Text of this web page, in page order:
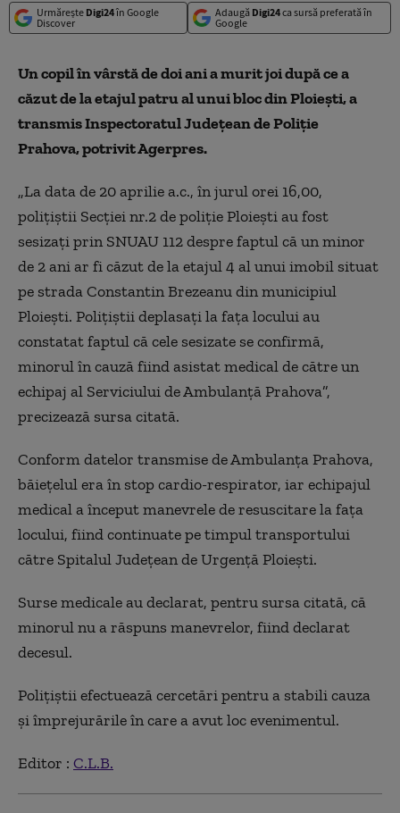
Urmărește Digi24în Google
Discover
Adaugă Digi24ca sursă preferată în
Google
Un copil în vârstă de doi ani a murit joi după ce a
căzut de la etajul patru al unui bloc din Ploieşti, a
transmis Inspectoratul Judeţean de Poliţie
Prahova, potrivit Agerpres.
„La data de 20 aprilie a.c., în jurul orei 16,00,
poliţiştii Secţiei nr.2 de poliţie Ploieşti au fost
sesizaţi prin SNUAU 112 despre faptul că un minor
de 2 ani ar fi căzut de la etajul 4 al unui imobil situat
pe strada Constantin Brezeanu din municipiul
Ploieşti. Poliţiştii deplasaţi la faţa locului au
constatat faptul că cele sesizate se confirmă,
minorul în cauză fiind asistat medical de către un
echipaj al Serviciului de Ambulanţă Prahova”,
precizează sursa citată.
Conform datelor transmise de Ambulanţa Prahova,
băieţelul era în stop cardio-respirator, iar echipajul
medical a început manevrele de resuscitare la faţa
locului, fiind continuate pe timpul transportului
către Spitalul Judeţean de Urgenţă Ploieşti.
Surse medicale au declarat, pentru sursa citată, că
minorul nu a răspuns manevrelor, fiind declarat
decesul.
Poliţiştii efectuează cercetări pentru a stabili cauza
şi împrejurările în care a avut loc evenimentul.
Editor : C.L.B.